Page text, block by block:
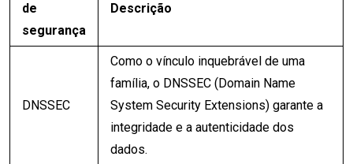
de
segurança
Descrição
DNSSEC
Como o vínculo inquebrável de uma
família, o DNSSEC (Domain Name
System Security Extensions) garante a
integridade e a autenticidade dos
dados.